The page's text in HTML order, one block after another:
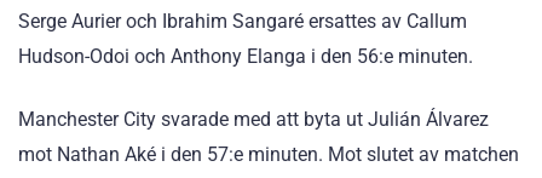
Serge Aurier och Ibrahim Sangaré ersattes av Callum
Hudson-Odoi och Anthony Elanga i den 56:e minuten.
Manchester City svarade med att byta ut Julián Álvarez
mot Nathan Aké i den 57:e minuten. Mot slutet av matchen